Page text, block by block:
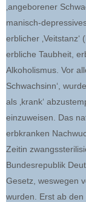
‚angeborener
manisch-
erblicher
erbliche Taubheit,
Alkoholismus. Vor
Schwachsinn‘,
als ‚krank‘
einzuweisen. Das
erbkranken
Zeitin
Bundesrepublik
Gesetz, weswegen
wurden. Erst ab